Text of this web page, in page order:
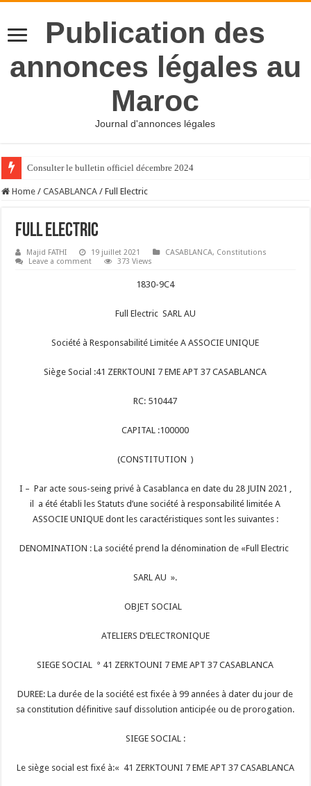
Publication des
annonces légales au
Maroc
Journal d'annonces légales
Consulter le bulletin officiel décembre 2024
Home / CASABLANCA / Full Electric
Full Electric
Majid FATHI 19 juillet 2021 CASABLANCA, Constitutions
Leave a comment
373 Views
1830-9C4
Full Electric SARL AU
Société à Responsabilité Limitée A ASSOCIE UNIQUE
Siège Social :41 ZERKTOUNI 7 EME APT 37 CASABLANCA
RC: 510447
CAPITAL :100000
(CONSTITUTION )
I – Par acte sous-seing privé à Casablanca en date du 28 JUIN 2021 ,
il a été établi les Statuts d’une société à responsabilité limitée A
ASSOCIE UNIQUE dont les caractéristiques sont les suivantes :
DENOMINATION : La société prend la dénomination de «Full Electric
SARL AU ».
OBJET SOCIAL
ATELIERS D’ELECTRONIQUE
SIEGE SOCIAL ° 41 ZERKTOUNI 7 EME APT 37 CASABLANCA
DUREE: La durée de la société est fixée à 99 années à dater du jour de
sa constitution définitive sauf dissolution anticipée ou de prorogation.
SIEGE SOCIAL :
Le siège social est fixé à:« 41 ZERKTOUNI 7 EME APT 37 CASABLANCA